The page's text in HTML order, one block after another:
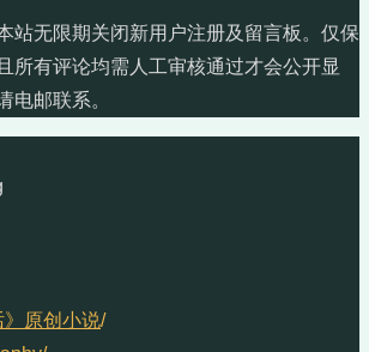
站无限期关闭新用户注册及留言板。仅保
所有评论均需人工审核通过才会公开显
电邮联系。
》原创小说/